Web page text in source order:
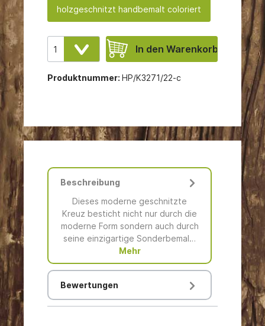
holzgeschnitzt handbemalt coloriert
In den Warenkorb
Produktnummer: HP/K3271/22-c
Beschreibung
Dieses moderne geschnitzte
Kreuz besticht nicht nur durch die
moderne Form sondern auch durch
seine einzigartige Sonderbemal…
Mehr
Bewertungen